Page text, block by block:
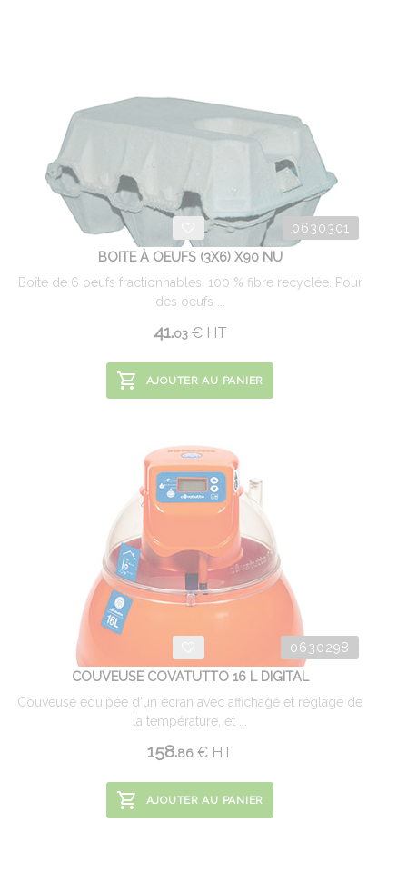
0630301
BOITE À OEUFS (3X6) X90 NU
Boîte de 6 oeufs fractionnables. 100 % fibre recyclée. Pour
des oeufs ...
41.03 €HT
AJOUTER AU PANIER
0630298
COUVEUSE COVATUTTO 16 L DIGITAL
Couveuse équipée d'un écran avec affichage et réglage de
la température, et ...
158.86 € HT
AJOUTER AU PANIER